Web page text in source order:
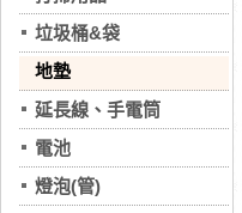
垃圾桶&袋
地墊
延長線、手電筒
電池
燈泡(管)